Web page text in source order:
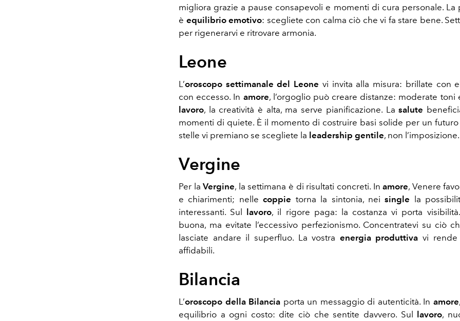
migliora grazie a pause consapevoli e momenti di cura personale. La
è equilibrio emotivo: scegliete con calma ciò che vi fa stare bene.
per rigenerarvi e ritrovare armonia.
Leone
L’oroscopo settimanale del Leone vi invita alla misura: brillate con
con eccesso. In amore, l’orgoglio può creare distanze: moderate toni
lavoro, la creatività è alta, ma serve pianificazione. Lasalute
momenti di quiete. È il momento di costruire basi solide per un futuro
stelle vi premiano se scegliete la leadership gentile, non l’imposizione.
Vergine
Per laVergine, la settimana è di risultati concreti. Inamore, Venere
e chiarimenti; nellecoppie torna la sintonia, neisingle la
interessanti. Sul lavoro, il rigore paga: la costanza vi porta
buona, ma evitate l’eccessivo perfezionismo. Concentratevi su ciò
lasciate andare il superfluo. La vostra energia produttiva vi rende
affidabili.
Bilancia
L’oroscopo della Bilancia porta un messaggio di autenticità. In amore
equilibrio a ogni costo: dite ciò che sentite davvero. Sul lavoro,